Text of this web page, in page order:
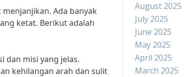
Ada banyak
ketat. Berikut adalah
dan misi yang jelas.
kehilangan arah dan sulit
August 2025
July 2025
June 2025
May 2025
April 2025
March 2025